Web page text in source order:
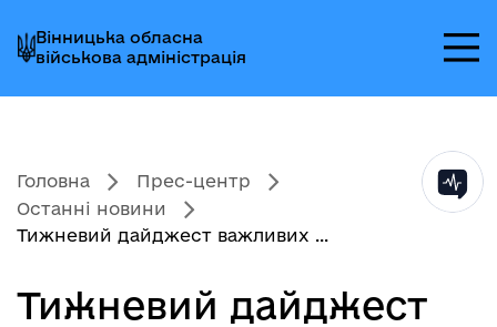
до
головного
меню
до
головного
вмісту
до
головного
колонтитула
Вінницька обласна
військова адміністрація
Головна
Прес-центр
Останні новини
Тижневий дайджест важливих ...
Тижневий дайджест